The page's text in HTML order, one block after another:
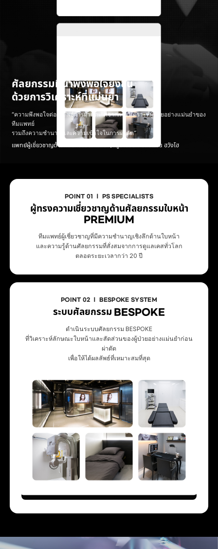
ศัลยกรรมที่น่าพึงพอใจยิ่งขึ้น
ด้วยการวิเคราะห์ที่แม่นยำ
“ความพึงพอใจต่อผลลัพธ์การผ่าตัดเกิดจากการวิเคราะห์ผู้ป่วยอย่างแม่นยำของ
ทีมแพทย์
รวมถึงความชำนาญและความเข้าใจในการผ่าตัด”
แพทย์ผู้เชี่ยวชาญด้านศัลยกรรมตกแต่ง ㅣ ผู้อำนวยการตัวแทน ฮวังโฮ
POINT 01 ㅣ PS SPECIALISTS
ผู้ทรงความเชี่ยวชาญด้านศัลยกรรมใบหน้า
PREMIUM
ทีมแพทย์ผู้เชี่ยวชาญที่มีความชำนาญเชิงลึกด้านใบหน้า
และความรู้ด้านศัลยกรรมที่สั่งสมจากการดูแลเคสทั่วโลก
ตลอดระยะเวลากว่า 20 ปี
POINT 02 ㅣ BESPOKE SYSTEM
ระบบศัลยกรรม BESPOKE
ดำเนินระบบศัลยกรรม BESPOKE
ที่วิเคราะห์ลักษณะใบหน้าและสัดส่วนของผู้ป่วยอย่างแม่นยำก่อน
ผ่าตัด
เพื่อให้ได้ผลลัพธ์ที่เหมาะสมที่สุด